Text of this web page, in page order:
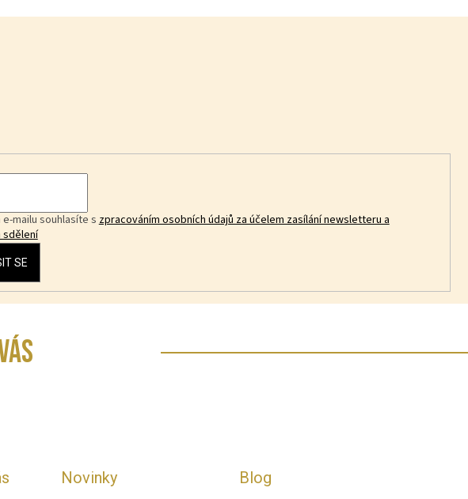
e-mailu souhlasíte szpracováním osobních údajů za účelem zasílání newsletteru a
sdělení
SE
Novinky Blog